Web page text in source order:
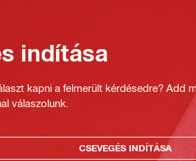
indítása
kapni a felmerült kérdésedre? Add
válaszolunk.
CSEVEGÉS INDÍTÁSA